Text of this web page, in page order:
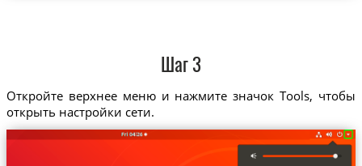
Шаг 3
Откройте верхнее меню и нажмите значок Tools, чтобы
открыть настройки сети.